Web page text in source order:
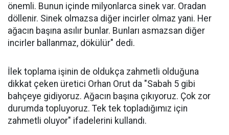
önemli. Bunun içinde milyonlarca sinek var. Oradan
döllenir. Sinek olmazsa diğer incirler olmaz yani. Her
ağacın başına asılır bunlar. Bunları asmazsan diğer
incirler ballanmaz, dökülür" dedi.
İlek toplama işinin de oldukça zahmetli olduğuna
dikkat çeken üretici Orhan Orut da "Sabah 5 gibi
bahçeye gidiyoruz. Ağacın başına çıkıyoruz. Çok zor
durumda topluyoruz. Tek tek topladığımız için
zahmetli oluyor" ifadelerini kullandı.